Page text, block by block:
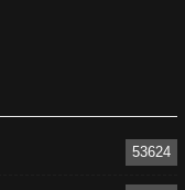
53624